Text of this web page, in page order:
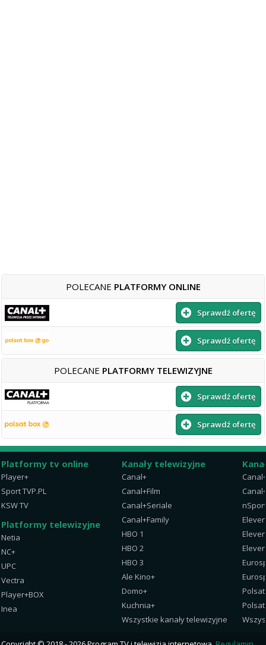
POLECANE PLATFORMY ONLINE
Sprawdź ofertę
Sprawdź ofertę
POLECANE PLATFORMY TELEWIZYJNE
Sprawdź ofertę
Sprawdź ofertę
Platformy tv online
Player+
Sport TVP.PL
KSW TV
Platformy telewizyjne
Netia
NC+
UPC
Vectra
Player+BOX
Inea
Kanały telewizyjne
Canal+
Canal+Film
Canal+Seriale
Canal+Family
HBO 1
HBO 2
HBO 3
Ale Kino+
Domo+
Kuchnia+
Wszystkie kanały telewizyjne